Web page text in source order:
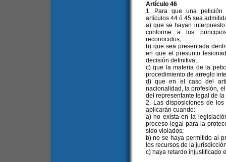
Artículo 46
1. Para que una petición
artículos 44 ó 45 sea
a) que se hayan
conforme a los
reconocidos;
b) que sea presentada
en que el presunto
decisión definitiva;
c) que la materia de la
procedimiento de arreglo
d) que en el caso del
nacionalidad, la profesión,
del representante legal de
2. Las disposiciones de
aplicarán cuando:
a) no exista en la
proceso legal para la
sido violados;
b) no se haya permitido al
los recursos de la
c) haya retardo injustificado